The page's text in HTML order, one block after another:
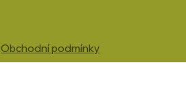
Obchodní podmínky